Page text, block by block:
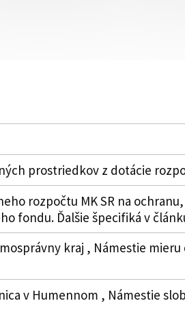
prostriedkov z dotácie
rozpočtu MK SR na
fondu. Ďalšie špecifiká v
kraj , Námestie mieru
v Humennom , Námestie